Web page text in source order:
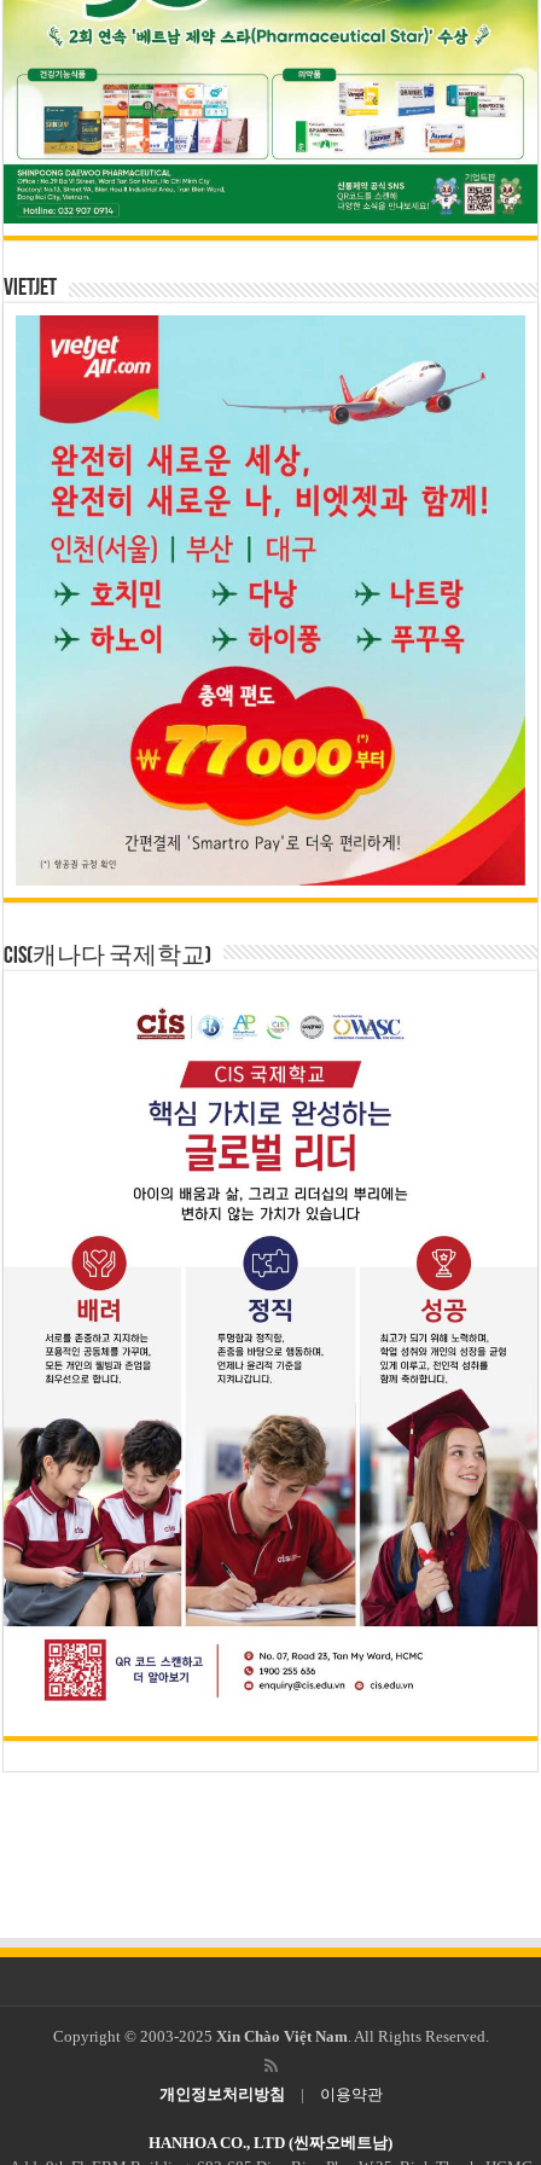
Vietjet
CIS(캐나다 국제학교)
Copyright © 2003-2025 Xin Chào Việt Nam. All Rights Reserved.
개인정보처리방침 | 이용약관
HANHOA CO., LTD (씬짜오베트남)